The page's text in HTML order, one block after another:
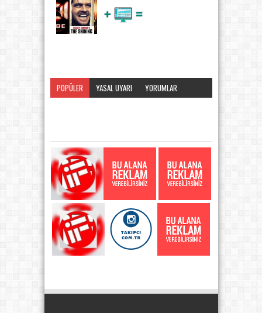
POPÜLER YASAL UYARI
YORUMLAR